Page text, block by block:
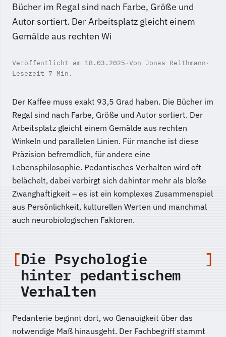
Bücher im Regal sind nach Farbe, Größe und
Autor sortiert. Der Arbeitsplatz gleicht einem
Gemälde aus rechten Wi
Veröffentlicht am 18.03.2025 ·Von Jonas Reithmann ·
Lesezeit 7 Min.
Der Kaffee muss exakt 93,5 Grad haben. Die Bücher im
Regal sind nach Farbe, Größe und Autor sortiert. Der
Arbeitsplatz gleicht einem Gemälde aus rechten
Winkeln und parallelen Linien. Für manche ist diese
Präzision befremdlich, für andere eine
Lebensphilosophie. Pedantisches Verhalten wird oft
belächelt, dabei verbirgt sich dahinter mehr als bloße
Zwanghaftigkeit – es ist ein komplexes Zusammenspiel
aus Persönlichkeit, kulturellen Werten und manchmal
auch neurobiologischen Faktoren.
Die Psychologie
hinter pedantischem
Verhalten
Pedanterie beginnt dort, wo Genauigkeit über das
notwendige Maß hinausgeht. Der Fachbegriff stammt